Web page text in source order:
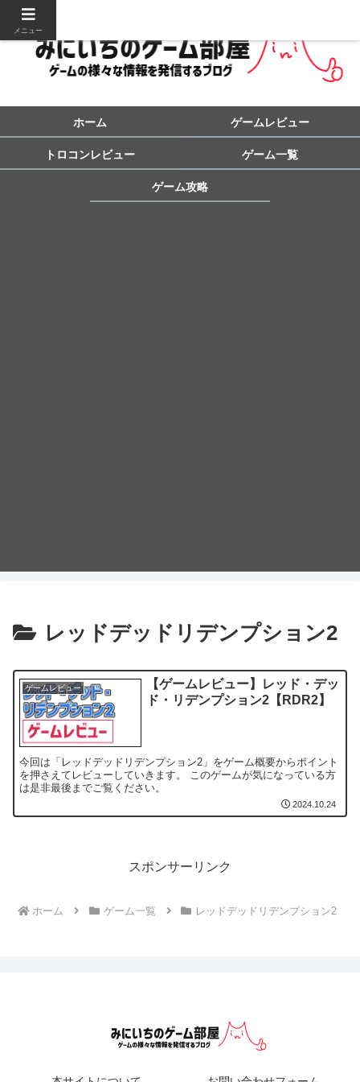
ホーム ゲームレビュー
トロコンレビュー ゲーム一覧
ゲーム攻略
レッドデッドリデンプション2
ゲームレビュー
【ゲームレビュー】レッド・デッ
ド・リデンプション2【RDR2】
今回は「レッドデッドリデンプション2」をゲーム概要からポイント
を押さえてレビューしていきます。 このゲームが気になっている方
は是非最後までご覧ください。
2024.10.24
スポンサーリンク
ホーム ゲーム一覧 レッドデッドリデンプション2
メニュー